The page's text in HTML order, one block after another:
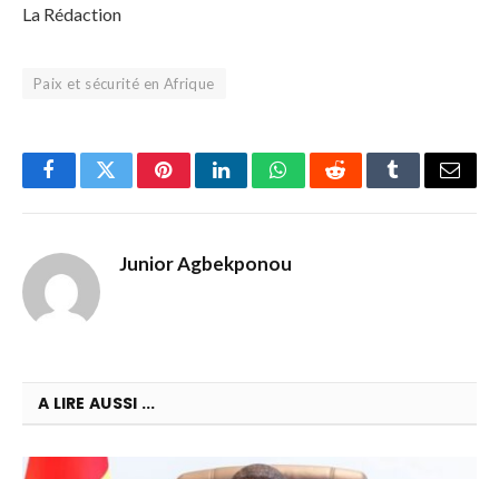
La Rédaction
Paix et sécurité en Afrique
FacebookTwitterPinterestLinkedInWhatsAppRedditTumblrEmail
Junior Agbekponou
A LIRE AUSSI ...